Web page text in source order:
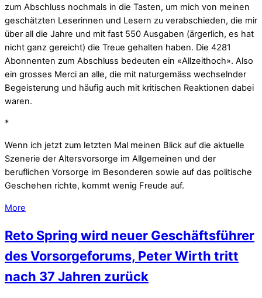
zum Abschluss nochmals in die Tasten, um mich von meinen
geschätzten Leserinnen und Lesern zu verabschieden, die mir
über all die Jahre und mit fast 550 Ausgaben (ärgerlich, es hat
nicht ganz gereicht) die Treue gehalten haben. Die 4281
Abonnenten zum Abschluss bedeuten ein «Allzeithoch». Also
ein grosses Merci an alle, die mit naturgemäss wechselnder
Begeisterung und häufig auch mit kritischen Reaktionen dabei
waren.
*
Wenn ich jetzt zum letzten Mal meinen Blick auf die aktuelle
Szenerie der Altersvorsorge im Allgemeinen und der
beruflichen Vorsorge im Besonderen sowie auf das politische
Geschehen richte, kommt wenig Freude auf.
More
Reto Spring wird neuer Geschäftsführer
des Vorsorgeforums, Peter Wirth tritt
nach 37 Jahren zurück